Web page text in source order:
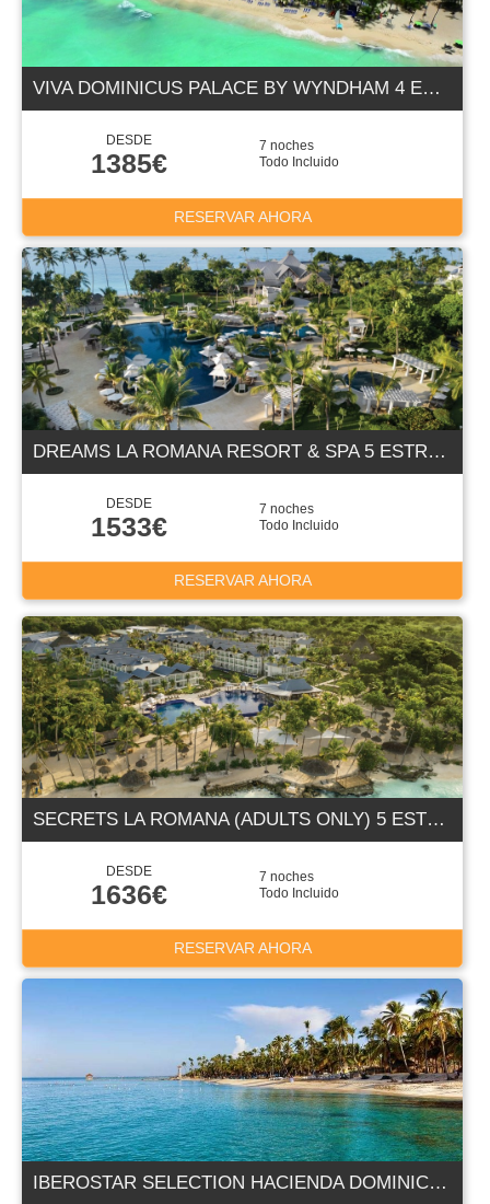
VIVA DOMINICUS PALACE BY WYNDHAM 4 ESTRELLAS
DESDE
1385€
7 noches
Todo Incluido
RESERVAR AHORA
DREAMS LA ROMANA RESORT & SPA 5 ESTRELLAS
DESDE
1533€
7 noches
Todo Incluido
RESERVAR AHORA
SECRETS LA ROMANA (ADULTS ONLY) 5 ESTRELLAS
DESDE
1636€
7 noches
Todo Incluido
RESERVAR AHORA
IBEROSTAR SELECTION HACIENDA DOMINICUS 5 ESTRELLAS